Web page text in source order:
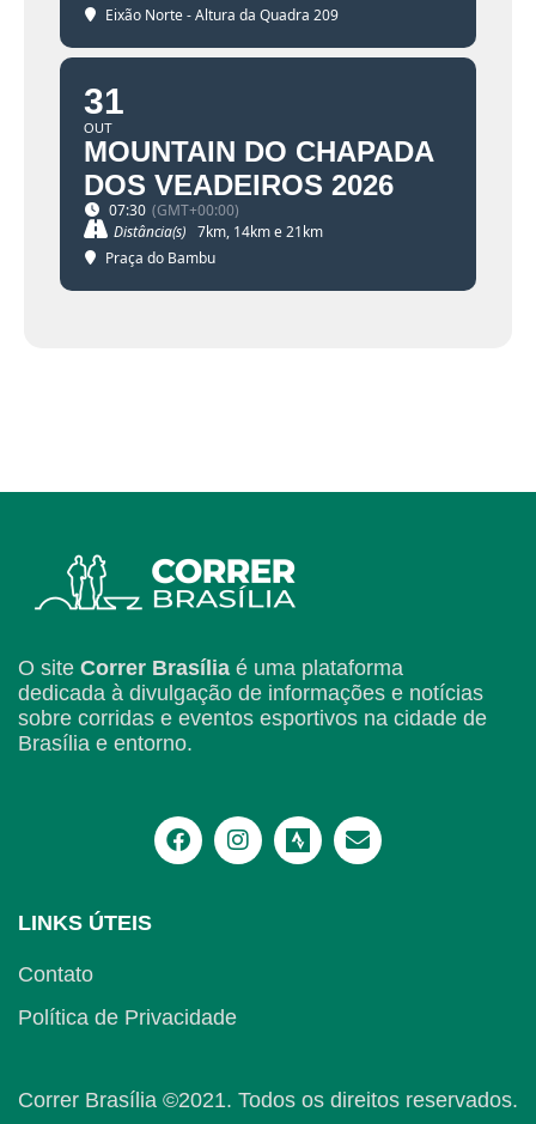
Eixão Norte - Altura da Quadra 209
31
OUT
MOUNTAIN DO CHAPADA
DOS VEADEIROS 2026
07:30 (GMT+00:00)
Distância(s) 7km, 14km e 21km
Praça do Bambu
O site Correr Brasília é uma plataforma
dedicada à divulgação de informações e notícias
sobre corridas e eventos esportivos na cidade de
Brasília e entorno.
LINKS ÚTEIS
Contato
Política de Privacidade
Correr Brasília ©2021. Todos os direitos reservados.